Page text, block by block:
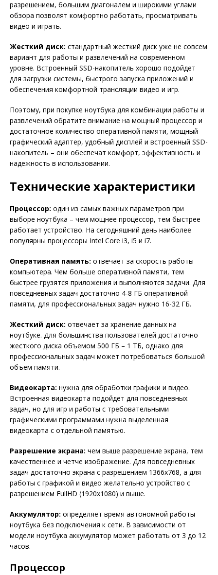
разрешением, большим диагоналем и широкими углами
обзора позволят комфортно работать, просматривать
видео и играть.
Жесткий диск: стандартный жесткий диск уже не совсем
вариант для работы и развлечений на современном
уровне. Встроенный SSD-накопитель хорошо подойдет
для загрузки системы, быстрого запуска приложений и
обеспечения комфортной трансляции видео и игр.
Поэтому, при покупке ноутбука для комбинации работы и
развлечений обратите внимание на мощный процессор и
достаточное количество оперативной памяти, мощный
графический адаптер, удобный дисплей и встроенный SSD-
накопитель – они обеспечат комфорт, эффективность и
надежность в использовании.
Технические характеристики
Процессор: один из самых важных параметров при
выборе ноутбука – чем мощнее процессор, тем быстрее
работает устройство. На сегодняшний день наиболее
популярны процессоры Intel Core i3, i5 и i7.
Оперативная память: отвечает за скорость работы
компьютера. Чем больше оперативной памяти, тем
быстрее грузятся приложения и выполняются задачи. Для
повседневных задач достаточно 4-8 ГБ оперативной
памяти, для профессиональных задач нужно 16-32 ГБ.
Жесткий диск: отвечает за хранение данных на
ноутбуке. Для большинства пользователей достаточно
жесткого диска объемом 500 ГБ – 1 ТБ, однако для
профессиональных задач может потребоваться большой
объем памяти.
Видеокарта: нужна для обработки графики и видео.
Встроенная видеокарта подойдет для повседневных
задач, но для игр и работы с требовательными
графическими программами нужна выделенная
видеокарта с отдельной памятью.
Разрешение экрана: чем выше разрешение экрана, тем
качественнее и четче изображение. Для повседневных
задач достаточно экрана с разрешением 1366х768, а для
работы с графикой и видео желательно устройство с
разрешением FullHD (1920х1080) и выше.
Аккумулятор: определяет время автономной работы
ноутбука без подключения к сети. В зависимости от
модели ноутбука аккумулятор может работать от 3 до 12
часов.
Процессор